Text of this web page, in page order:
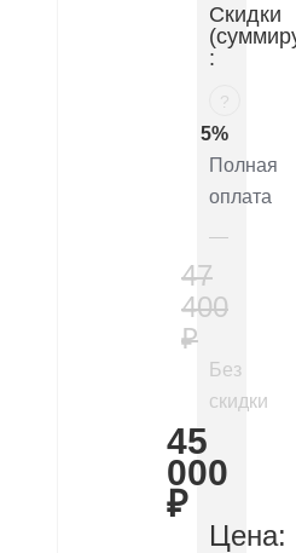
Скидки
:
?
5%
Полная
оплата
47
400
₽
Без
скидки
45
000
₽
Цена: